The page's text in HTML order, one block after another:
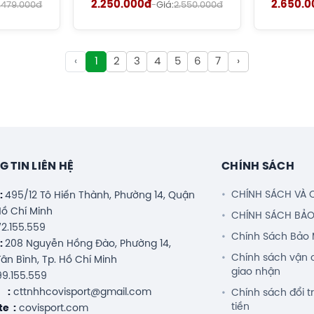
chất lượng sản phẩm:
hiện hàng giả, hàng nhái.
khách hàng 24/7.
2.250.000đ-Giá:2.550.000đ
‹ 1 2 3 4 5 6 7 ›
TIN LIÊN HỆ
495/12 Tô Hiến Thành, Phường 14, Quận
Chí Minh
208 Nguyễn Hồng Đào, Phường 14,
Bình, Tp. Hồ Chí Minh
: cttnhhcovisport@gmail.com
: covisport.com
CHÍNH SÁCH
CHÍNH SÁCH VÀ
CHÍNH SÁCH
Chính Sách Bảo
Chính sách vận
giao nhận
Chính sách đổi
tiền